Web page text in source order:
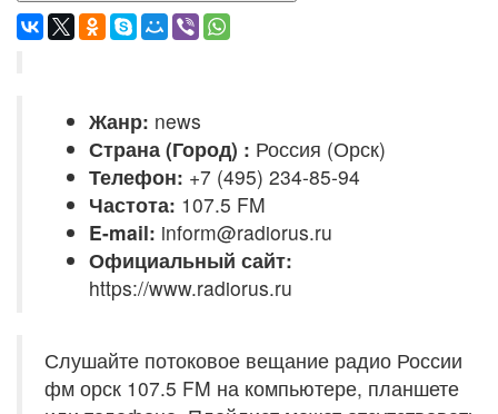
Жанр: news
Страна (Город) : Россия (Орск)
Телефон: +7 (495) 234-85-94
Частота: 107.5 FM
E-mail: inform@radiorus.ru
Официальный сайт:
https://www.radiorus.ru
Слушайте потоковое вещание радио России
фм орск 107.5 FM на компьютере, планшете